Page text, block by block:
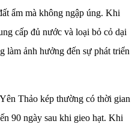
ẩm mà không ngập úng. Khi
cấp đủ nước và loại bỏ cỏ dại
làm ảnh hưởng đến sự phát triển
Thảo kép thường có thời gian
90 ngày sau khi gieo hạt. Khi